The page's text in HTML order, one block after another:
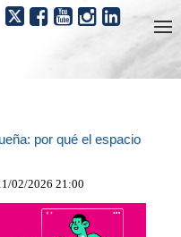
por qué el espacio
02/2026 21:00